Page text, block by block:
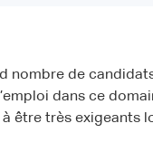
nombre de
dans ce
être très exigeants